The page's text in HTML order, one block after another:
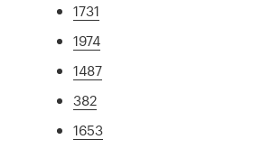
1731
1974
1487
382
1653